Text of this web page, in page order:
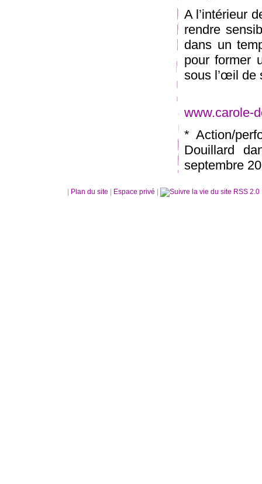
A l’intérieur
rendre
dans un
pour former
sous l’œil de
www.carole-
* Action/
Douillard
septembre
Plan du site Espace privé RSS 2.0